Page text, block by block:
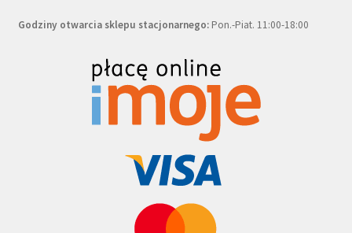
Godziny otwarcia sklepu stacjonarnego:Pon.-Piat. 11:00-18:00